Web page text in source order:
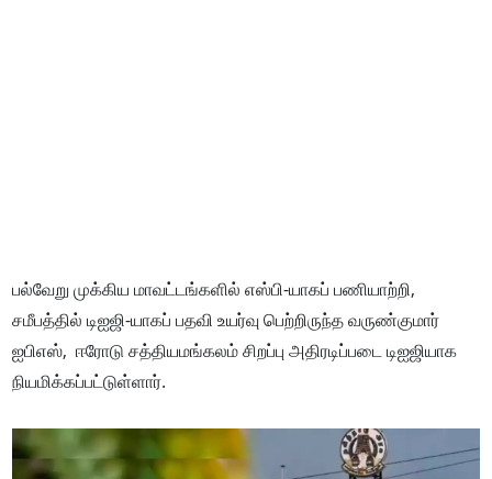
பல்வேறு முக்கிய மாவட்டங்களில் எஸ்பி-யாகப் பணியாற்றி,
சமீபத்தில் டிஐஜி-யாகப் பதவி உயர்வு பெற்றிருந்த வருண்குமார்
ஐபிஎஸ், ஈரோடு சத்தியமங்கலம் சிறப்பு அதிரடிப்படை டிஐஜியாக
நியமிக்கப்பட்டுள்ளார்.